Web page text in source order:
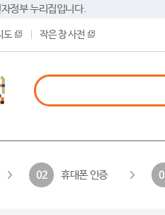
정부 누리집입니다.
도 작은 창 사전
02 휴대폰 인증